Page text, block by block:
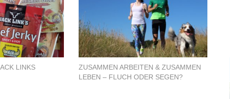
LINKS
ZUSAMMEN ARBEITEN & ZUSAMMEN
LEBEN – FLUCH ODER SEGEN?